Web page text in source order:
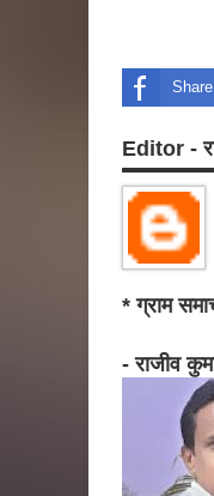
Editor -
* ग्राम
- राजीव